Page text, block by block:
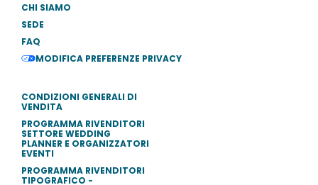
CHI SIAMO
SEDE
FAQ
MODIFICA PREFERENZE PRIVACY
CONDIZIONI GENERALI DI
VENDITA
PROGRAMMA RIVENDITORI
SETTORE WEDDING
PLANNER E ORGANIZZATORI
EVENTI
PROGRAMMA RIVENDITORI
TIPOGRAFICO -